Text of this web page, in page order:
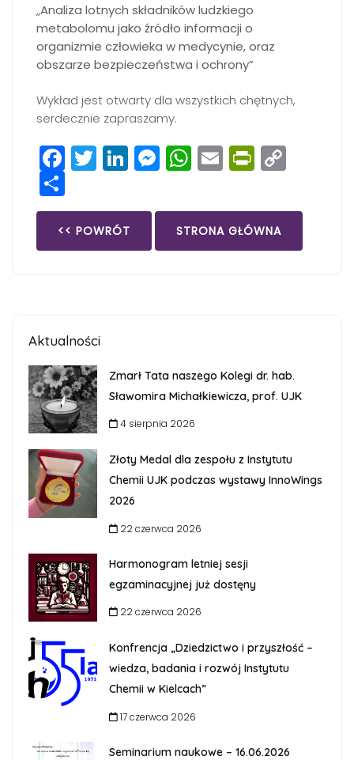
„Analiza lotnych składników ludzkiego
metabolomu jako źródło informacji o
organizmie człowieka w medycynie, oraz
obszarze bezpieczeństwa i ochrony”
Wykład jest otwarty dla wszystkich chętnych,
serdecznie zapraszamy.
Facebook
Twitter
LinkedIn
Messenger
WhatsApp
Email
Share
<< POWRÓT STRONA GŁÓWNA
Aktualności
Zmarł Tata naszego Kolegi dr. hab.
Sławomira Michałkiewicza, prof. UJK
4 sierpnia 2026
Złoty Medal dla zespołu z Instytutu
Chemii UJK podczas wystawy InnoWings
2026
22 czerwca 2026
Harmonogram letniej sesji
egzaminacyjnej już dostęny
22 czerwca 2026
Konfrencja „Dziedzictwo i przyszłość –
wiedza, badania i rozwój Instytutu
Chemii w Kielcach”
17 czerwca 2026
Seminarium naukowe – 16.06.2026